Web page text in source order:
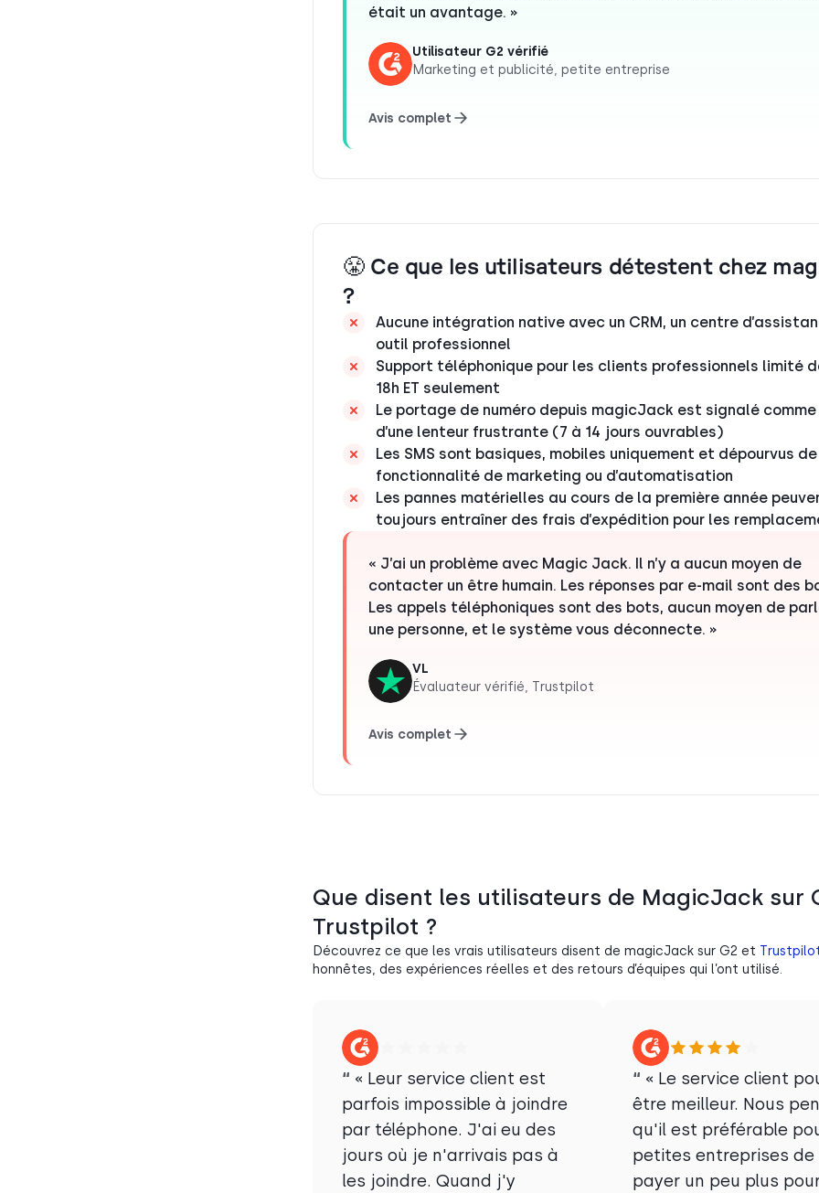
était un avantage. »
Utilisateur G2 vérifié
Marketing et publicité, petite entreprise
Avis complet
😤 Ce que les utilisateurs détestent chez
?
Aucune intégration native avec un CRM, un centre
outil professionnel
Support téléphonique pour les clients professionnels limité
18h ET seulement
Le portage de numéro depuis magicJack est signalé
d’une lenteur frustrante (7 à 14 jours ouvrables)
Les SMS sont basiques, mobiles uniquement et dépourvus
fonctionnalité de marketing ou d’automatisation
Les pannes matérielles au cours de la première année
toujours entraîner des frais d’expédition pour les
« J’ai un problème avec Magic Jack. Il n’y a aucun moyen de
contacter un être humain. Les réponses par e-mail sont des
Les appels téléphoniques sont des bots, aucun moyen de
une personne, et le système vous déconnecte. »
VL
Évaluateur vérifié, Trustpilot
Avis complet
Que disent les utilisateurs de MagicJack sur
Trustpilot ?
Découvrez ce que les vrais utilisateurs disent de magicJack sur G2 et
honnêtes, des expériences réelles et des retours d’équipes qui l’ont utilisé.
“ « Leur service client est
parfois impossible à joindre
par téléphone. J'ai eu des
jours où je n'arrivais pas à
les joindre. Quand j'y
“ « Le service client
être meilleur. Nous
qu'il est préférable
petites entreprises de
payer un peu plus